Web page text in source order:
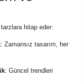
hitap eder:
: Zamansız tasarım, her
: Güncel trendleri